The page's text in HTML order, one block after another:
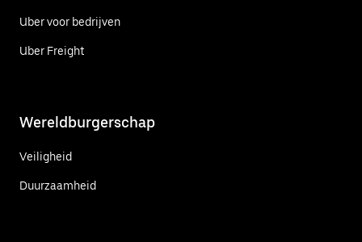
Uber voor bedrijven
Uber Freight
Wereldburgerschap
Veiligheid
Duurzaamheid